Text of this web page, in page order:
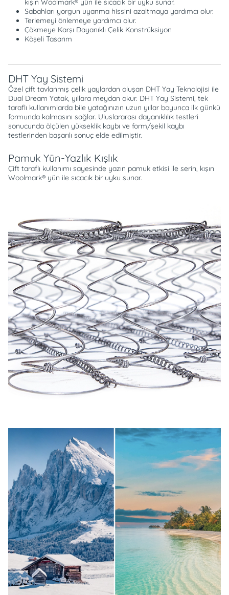
kışın Woolmark® yün ile sıcacık bir uyku sunar.
Sabahları yorgun uyanma hissini azaltmaya yardımcı olur.
Terlemeyi önlemeye yardımcı olur.
Çökmeye Karşı Dayanıklı Çelik Konstrüksiyon
Köşeli Tasarım
DHT Yay Sistemi
Özel çift tavlanmış çelik yaylardan oluşan DHT Yay Teknolojisi ile
Dual Dream Yatak, yıllara meydan okur. DHT Yay Sistemi, tek
taraflı kullanımlarda bile yatağınızın uzun yıllar boyunca ilk günkü
formunda kalmasını sağlar. Uluslararası dayanıklılık testleri
sonucunda ölçülen yükseklik kaybı ve form/şekil kaybı
testlerinden başarılı sonuç elde edilmiştir.
Pamuk Yün-Yazlık Kışlık
Çift taraflı kullanımı sayesinde yazın pamuk etkisi ile serin, kışın
Woolmark® yün ile sıcacık bir uyku sunar.